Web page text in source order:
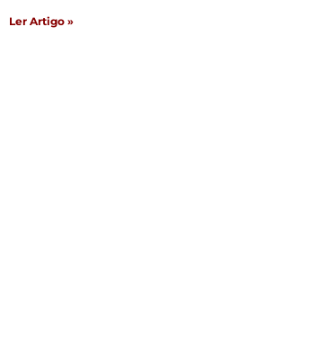
Ler Artigo »